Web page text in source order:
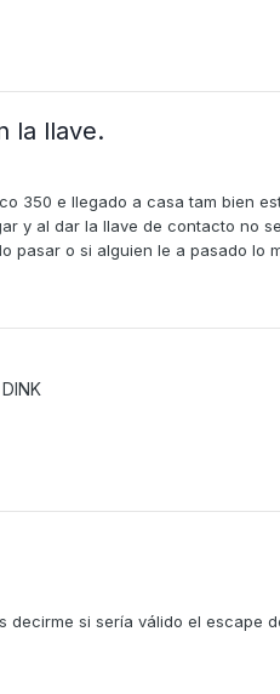
la llave.
350 e llegado a casa tam bien
y al dar la llave de contacto no
pasar o si alguien le a pasado lo
decirme si sería válido el escape